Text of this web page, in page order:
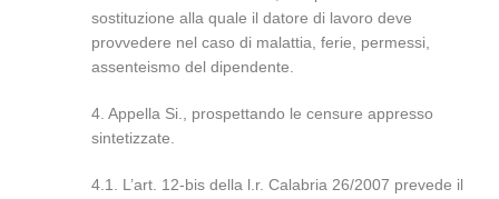
sostituzione alla quale il datore di lavoro deve
provvedere nel caso di malattia, ferie, permessi,
assenteismo del dipendente.
4. Appella Si., prospettando le censure appresso
sintetizzate.
4.1. L’art. 12-bis della l.r. Calabria 26/2007 prevede il